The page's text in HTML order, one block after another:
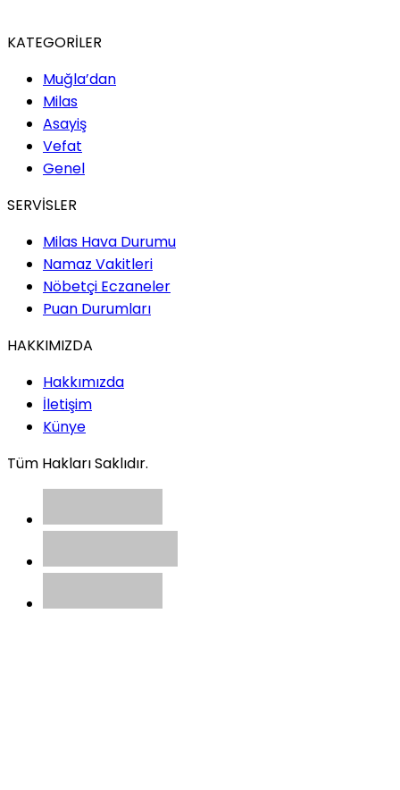
KATEGORİLER
Muğla’dan
Milas
Asayiş
Vefat
Genel
SERVİSLER
Milas Hava Durumu
Namaz Vakitleri
Nöbetçi Eczaneler
Puan Durumları
HAKKIMIZDA
Hakkımızda
İletişim
Künye
Tüm Hakları Saklıdır.